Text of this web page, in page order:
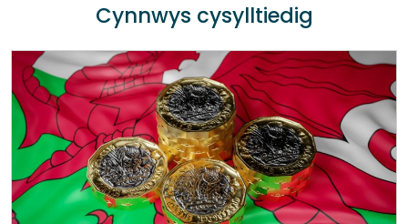
Cynnwys cysylltiedig